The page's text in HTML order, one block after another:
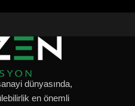
dünyasında,
en önemli